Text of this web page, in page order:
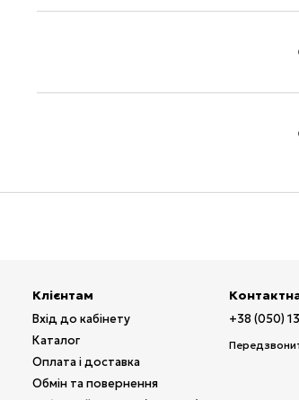
Клієнтам
Вхід до кабінету
Каталог
Оплата і доставка
Обмін та повернення
+38 (050)